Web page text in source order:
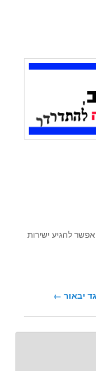
להגיע ישירות
יבאור‏ ←